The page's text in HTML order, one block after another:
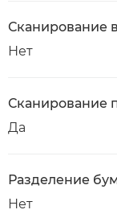
Сканирование
Нет
Сканирование
Да
Разделение
Нет